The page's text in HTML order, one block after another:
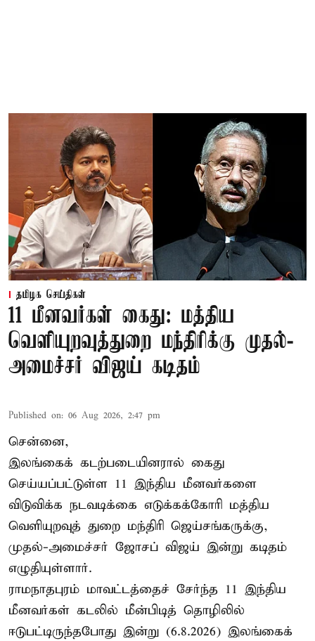
தமிழக செய்திகள்
11 மீனவர்கள் கைது: மத்திய
வெளியுறவுத்துறை மந்திரிக்கு முதல்-
அமைச்சர் விஜய் கடிதம்
Published on: 06 Aug 2026, 2:47 pm
சென்னை,
இலங்கைக் கடற்படையினரால் கைது
செய்யப்பட்டுள்ள 11 இந்திய மீனவர்களை
விடுவிக்க நடவடிக்கை எடுக்கக்கோரி மத்திய
வெளியுறவுத் துறை மந்திரி ஜெய்சங்கருக்கு,
முதல்-அமைச்சர் ஜோசப் விஜய் இன்று கடிதம்
எழுதியுள்ளார்.
ராமநாதபுரம் மாவட்டத்தைச் சேர்ந்த 11 இந்திய
மீனவர்கள் கடலில் மீன்பிடித் தொழிலில்
ஈடுபட்டிருந்தபோது இன்று (6.8.2026) இலங்கைக்